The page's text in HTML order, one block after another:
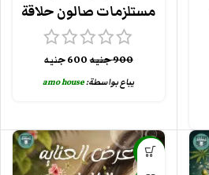
مستلزمات صالون حلاقة
900جنيه600جنيه
يباع بواسطة:amo house
-29%